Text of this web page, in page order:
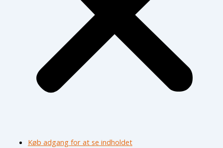
Køb adgang for at se indholdet